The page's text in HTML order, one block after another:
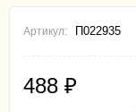
Артикул: П022935
488 ₽